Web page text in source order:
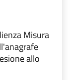
Misura
allo